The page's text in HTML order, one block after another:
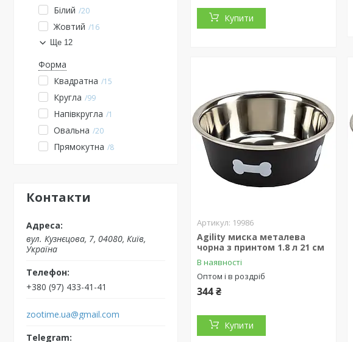
Білий 20
Жовтий 16
Ще 12
Форма
Квадратна
15
Кругла 99
Напівкругла 1
Овальна 20
Прямокутна 8
Контакти
вул. Кузнєцова, 7, 04080, Київ,
Україна
+380 (97) 433-41-41
zootime.ua@gmail.com
Купити
19986
Agility миска металева
чорна з принтом 1.8 л 21 см
В наявності
Оптом і в роздріб
344 ₴
Купити